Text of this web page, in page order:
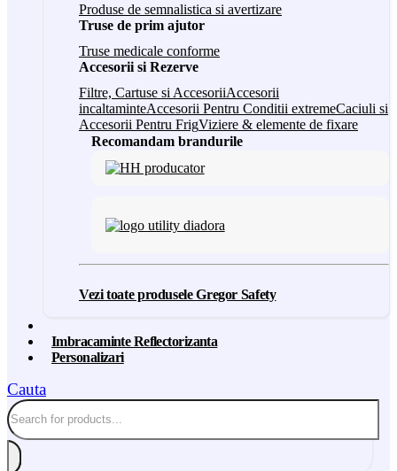
Produse de semnalistica si avertizare
Truse de prim ajutor
Truse medicale conforme
Accesorii si Rezerve
Filtre, Cartuse si AccesoriiAccesorii
incaltaminteAccesorii Pentru Conditii extremeCaciuli si
Accesorii Pentru FrigViziere & elemente de fixare
Recomandam brandurile
Vezi toate produsele Gregor Safety
Imbracaminte Reflectorizanta
Personalizari
Cauta